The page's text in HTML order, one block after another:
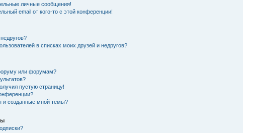
личные сообщения!
email от кого-то с этой конференции!
в списках моих друзей и недругов?
или форумам?
пустую страницу!
и созданные мной темы?